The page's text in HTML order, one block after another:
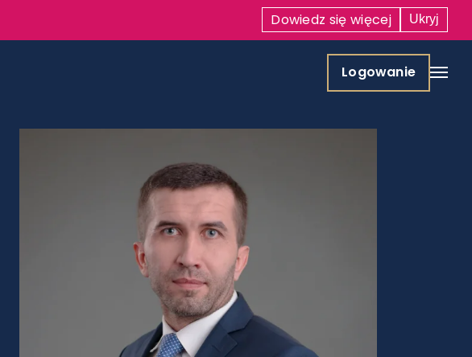
Dowiedz się więcej Ukryj
Logowanie